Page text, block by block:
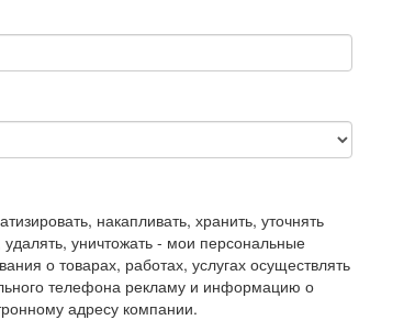
накапливать, хранить, уточнять
удалять, уничтожать - мои персональные
о товарах, работах, услугах осуществлять
телефона рекламу и информацию о
адресу компании.